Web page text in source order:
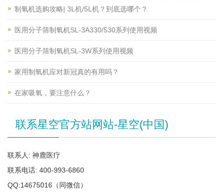
制氧机选购攻略| 3L机/5L机？到底选哪个？
医用分子筛制氧机SL-3A330/530系列使用视频
医用分子筛制氧机SL-3W系列使用视频
家用制氧机应对新冠真的有用吗？
在家吸氧，要注意什么？
联系星空官方站网站-星空(中国)
联系人: 神鹿医疗
联系电话: 400-993-6860
QQ:14675016（同微信）